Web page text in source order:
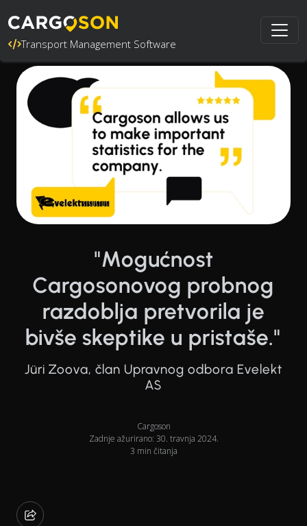
Transport Management Software
"Mogućnost
Cargosonovog probnog
razdoblja pretvorila je
bivše skeptike u pristaše."
Jüri Zoova, član Upravnog odbora Evelekt
AS
Cargoson
Zadnje ažurirano: 30. travnja 2024.
3 min čitanja